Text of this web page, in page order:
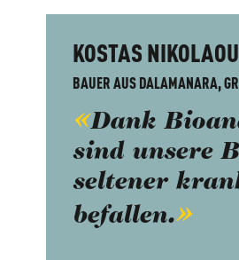
KOSTAS NIKOLAOU
BAUER AUS DALAMANARA,
Dank
sind unsere
seltener
befallen.